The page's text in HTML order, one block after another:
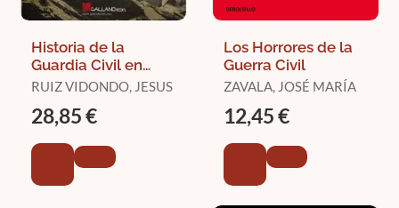
Historia de la
Guardia Civil en
Navarra
RUIZ VIDONDO, JESUS
28,85 €
Los Horrores de la
Guerra Civil
ZAVALA, JOSÉ MARÍA
12,45 €